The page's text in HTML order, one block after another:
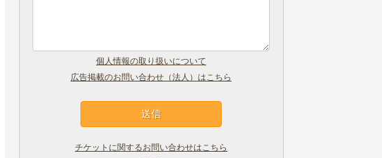
個人情報の取り扱いについて
広告掲載のお問い合わせ（法人）はこちら
チケットに関するお問い合わせはこちら